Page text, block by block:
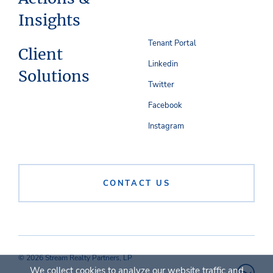
Insights
Client
Solutions
CONTACT US
Tenant Portal
Linkedin
Twitter
Facebook
Instagram
© 2026 Stream Realty Partners, LP
We collect cookies to analyze our website traffic and